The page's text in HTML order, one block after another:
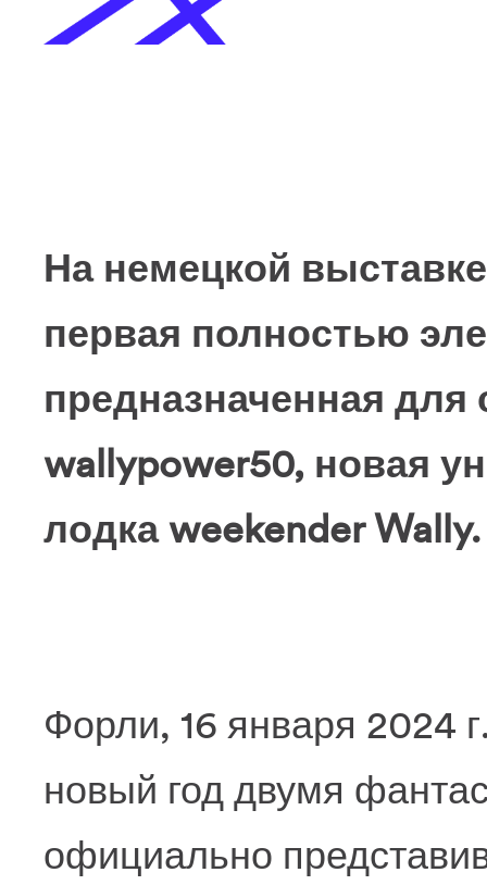
На немецкой
первая полностью
предназначенная для
wallypower50, новая
лодка weekender Wally.
Форли, 16 января 2024
новый год двумя
официально